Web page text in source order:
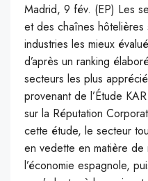
Madrid, 9 fév. (EP) Les
et des chaînes
industries les mieux
d’après un ranking
secteurs les plus
provenant de l’Étude
sur la Réputation
cette étude, le secteur
en vedette en matière de
l’économie espagnole,